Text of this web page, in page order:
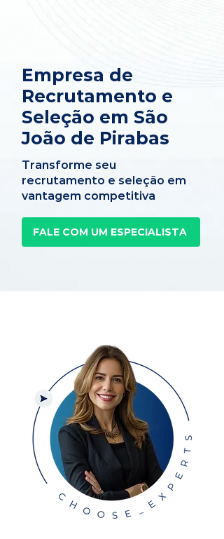
Empresa de
Recrutamento e
Seleção em São
João de Pirabas
Transforme seu
recrutamento e seleção em
vantagem competitiva
FALE COM UM ESPECIALISTA